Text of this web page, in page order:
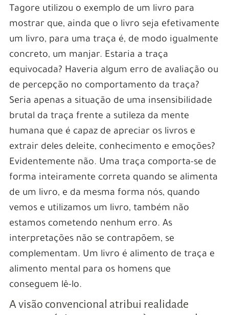
Tagore utilizou o exemplo de um livro para
mostrar que, ainda que o livro seja efetivamente
um livro, para uma traça é, de modo igualmente
concreto, um manjar. Estaria a traça
equivocada? Haveria algum erro de avaliação ou
de percepção no comportamento da traça?
Seria apenas a situação de uma insensibilidade
brutal da traça frente a sutileza da mente
humana que é capaz de apreciar os livros e
extrair deles deleite, conhecimento e emoções?
Evidentemente não. Uma traça comporta-se de
forma inteiramente correta quando se alimenta
de um livro, e da mesma forma nós, quando
vemos e utilizamos um livro, também não
estamos cometendo nenhum erro. As
interpretações não se contrapõem, se
complementam. Um livro é alimento de traça e
alimento mental para os homens que
conseguem lê-lo.
A visão convencional atribui realidade